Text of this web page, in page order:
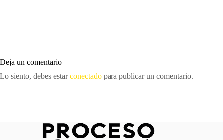
Deja un comentario
Lo siento, debes estarconectado para publicar un comentario.